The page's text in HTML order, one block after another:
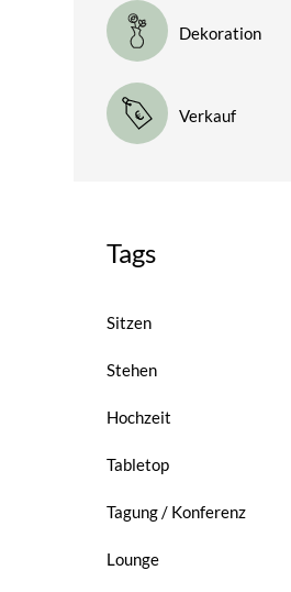
Dekoration
Verkauf
Tags
Sitzen
Stehen
Hochzeit
Tabletop
Tagung / Konferenz
Lounge